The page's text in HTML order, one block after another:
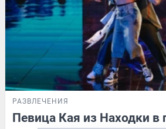
РАЗВЛЕЧЕНИЯ
Певица Кая из Находки в